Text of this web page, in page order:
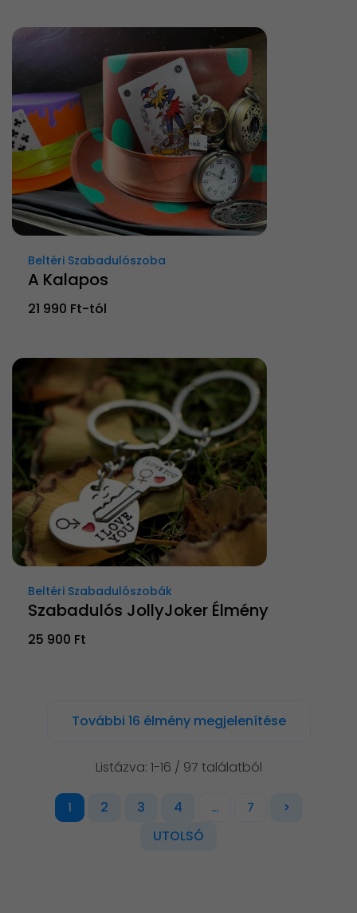
Beltéri Szabadulószoba
A Kalapos
21 990 Ft-tól
Beltéri Szabadulószobák
Szabadulós JollyJoker Élmény
25 900 Ft
További 16 élmény megjelenítése
Listázva: 1-16 / 97 találatból
1 2 3 4 ... 7
>
UTOLSÓ